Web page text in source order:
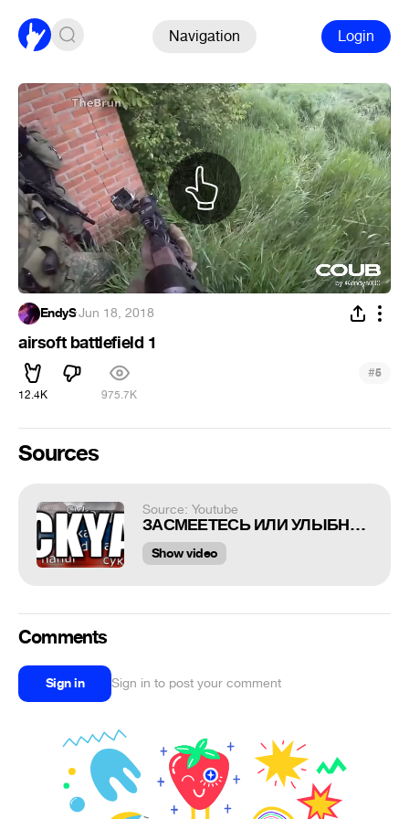
Navigation Login
EndyS·Jun 18, 2018
airsoft battlefield 1
12.4K 975.7K
#5
Sources
Source: Youtube
ЗАСМЕЕТЕСЬ ИЛИ УЛЫБНЕТЕСЬ - Провалите ! ПОПРОБУЙТЕ НЕ ЗАСМЕЯТЬСЯ!
Show video
Comments
Sign in Sign in to post your comment